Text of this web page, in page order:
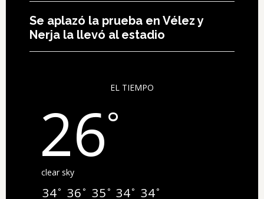
Se aplazó la prueba en Vélez y
Nerja la llevó al estadio
EL TIEMPO
26°
clear sky
34° 36 ° 35 ° 34° 34°